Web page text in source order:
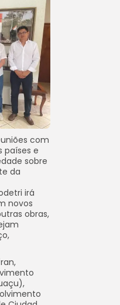
com
países e
sobre
da
irá
novos
obras,